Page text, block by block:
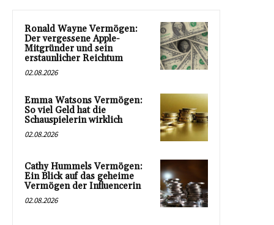
Ronald Wayne Vermögen:
Der vergessene Apple-
Mitgründer und sein
erstaunlicher Reichtum
02.08.2026
Emma Watsons Vermögen:
So viel Geld hat die
Schauspielerin wirklich
02.08.2026
Cathy Hummels Vermögen:
Ein Blick auf das geheime
Vermögen der Influencerin
02.08.2026